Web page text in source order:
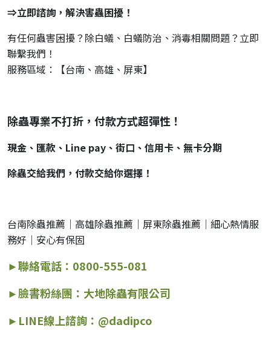
⇒立即諮詢，解決害蟲困擾！
有任何蟲害困擾？除白蟻、白蟻防治、消毒相關問題？立即
聯繫我們！
服務區域：【台南、高雄、屏東】
除蟲專業不打折，付款方式超彈性！
現金、匯款、Line pay、街口、信用卡、無卡分期
除蟲交給我們，付款交給你選擇！
台南除蟲推薦｜高雄除蟲推薦｜屏東除蟲推薦｜細心熱情服
務好｜安心有保固
►聯絡電話：0800-555-081
►臉書粉絲團：大地除蟲有限公司
►LINE線上諮詢：@dadipco